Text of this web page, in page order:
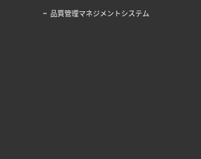
品質管理マネジメントシステム